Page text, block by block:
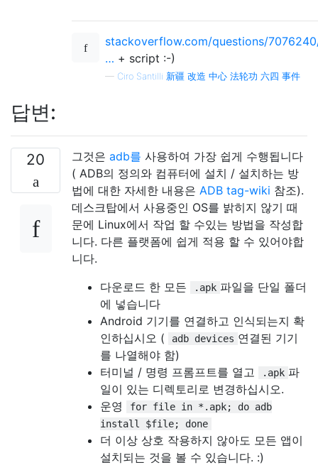
stackoverflow.com/questions/
… + script :-)
— Ciro Santilli 新疆 改造 中心 法轮功 六四 事件
답변:
20 그것은 adb를 사용하여 가장 쉽게 수행됩니다
( ADB의 정의와 컴퓨터에 설치 / 설치하는 방
법에 대한 자세한 내용은 ADB tag-wiki 참조).
데스크탑에서 사용중인 OS를 밝히지 않기 때
문에 Linux에서 작업 할 수있는 방법을 작성합
니다. 다른 플랫폼에 쉽게 적용 할 수 있어야합
니다.
다운로드 한 모든
.apk 파일을 단일 폴더
에 넣습니다
Android 기기를 연결하고 인식되는지 확
인하십시오 (
adb devices 연결된 기기
를 나열해야 함)
터미널 / 명령 프롬프트를 열고
.apk 파
일이 있는 디렉토리로 변경하십시오.
운영
for file in *.apk; do adb
install $file; done
더 이상 상호 작용하지 않아도 모든 앱이
설치되는 것을 볼 수 있습니다. :)